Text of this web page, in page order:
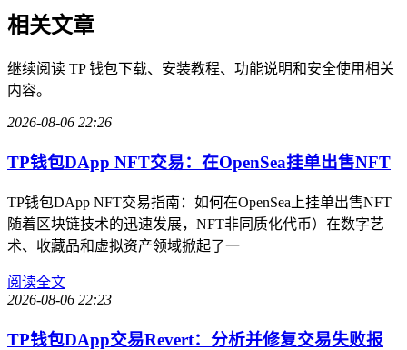
相关文章
继续阅读 TP 钱包下载、安装教程、功能说明和安全使用相关
内容。
2026-08-06 22:26
TP钱包DApp NFT交易：在OpenSea挂单出售NFT
TP钱包DApp NFT交易指南：如何在OpenSea上挂单出售NFT
随着区块链技术的迅速发展，NFT非同质化代币）在数字艺
术、收藏品和虚拟资产领域掀起了一
阅读全文
2026-08-06 22:23
TP钱包DApp交易Revert：分析并修复交易失败报